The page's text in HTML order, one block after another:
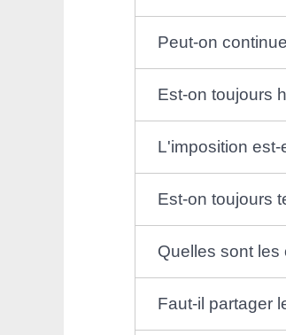
Peut-on
Est-on toujours
L'imposition
Est-on toujours
Quelles sont les
Faut-il partager